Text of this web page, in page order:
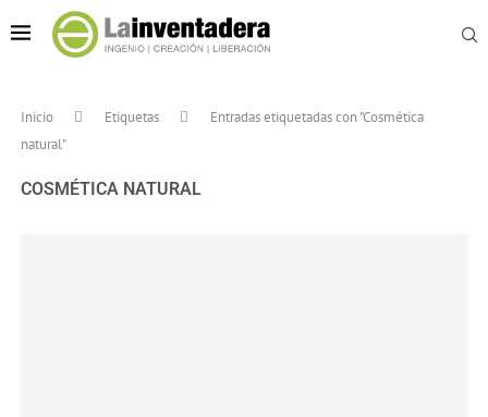
Inicio Etiquetas
Entradas etiquetadas con "Cosmética
natural"
COSMÉTICA NATURAL